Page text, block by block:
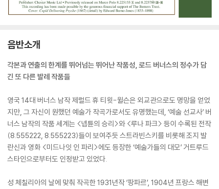
음반소개
각본과 연출의 한계를 뛰어넘는 뛰어난 작품성, 로드 버너스의 정수가 담
긴 또 다른 발레 작품들
영국 14대 버너스 남작 제럴드 휴 티윗-윌슨은 외교관으로도 명망을 얻었
지만, 그 자신이 원했던 예술가 작곡가로서도 유명했는데, ‘예술 선교사’ 버
너스 남작의 작품 세계는 <넵튠의 승리>와 <루나 파크> 등이 수록된 전작
(8.555222, 8.555223)들이 보여주듯 스트라빈스키를 비롯해 조지 발
란신과 영화 <미드나잇 인 파리>에도 등장한 ‘예술가들의 대모’ 거트루드
스타인으로부터도 인정받고 있었다.
성 체칠리아의 날에 맞춰 작곡한 1931년작 ‘팡파르’, 1904년 프랑스 해변